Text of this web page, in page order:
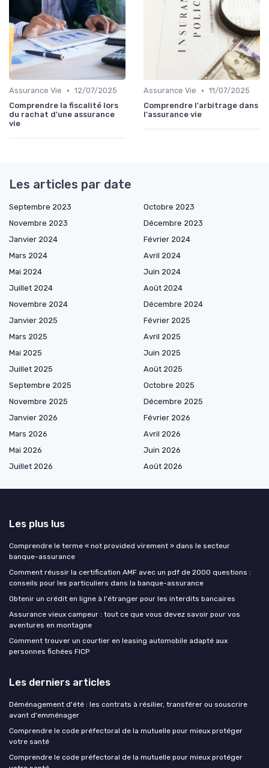
Assurance Vie • 12/07/2025
Comprendre la fiscalité lors
du rachat d'une assurance
vie
Assurance Vie • 11/07/2025
Comprendre l'arbitrage dans
l'assurance vie
Les articles par date
Septembre 2023
Octobre 2023
Novembre 2023
Décembre 2023
Janvier 2024
Février 2024
Mars 2024
Avril 2024
Mai 2024
Juin 2024
Juillet 2024
Août 2024
Novembre 2024
Décembre 2024
Janvier 2025
Février 2025
Mars 2025
Avril 2025
Mai 2025
Juin 2025
Juillet 2025
Août 2025
Septembre 2025
Octobre 2025
Novembre 2025
Décembre 2025
Janvier 2026
Février 2026
Mars 2026
Avril 2026
Mai 2026
Juin 2026
Juillet 2026
Août 2026
Les plus lus
Comprendre le terme « not provided virement » dans le secteur
banque-assurance
Comment réussir la certification AMF avec un pdf de 2000 questions :
conseils pour les particuliers dans la banque-assurance
Obtenir un crédit en ligne à l'étranger pour les interdits bancaires
Assurance vieux campeur : tout ce que vous devez savoir pour vos
aventures en montagne
Comment trouver un courtier en leasing automobile adapté aux
personnes fichées FICP
Les derniers articles
Déménagement d'été : les contrats à résilier, transférer ou souscrire
avant d'emménager
Comprendre le code préfectoral de la mutuelle pour mieux protéger
votre santé
Comprendre le code préfectoral de la mutuelle pour mieux protéger